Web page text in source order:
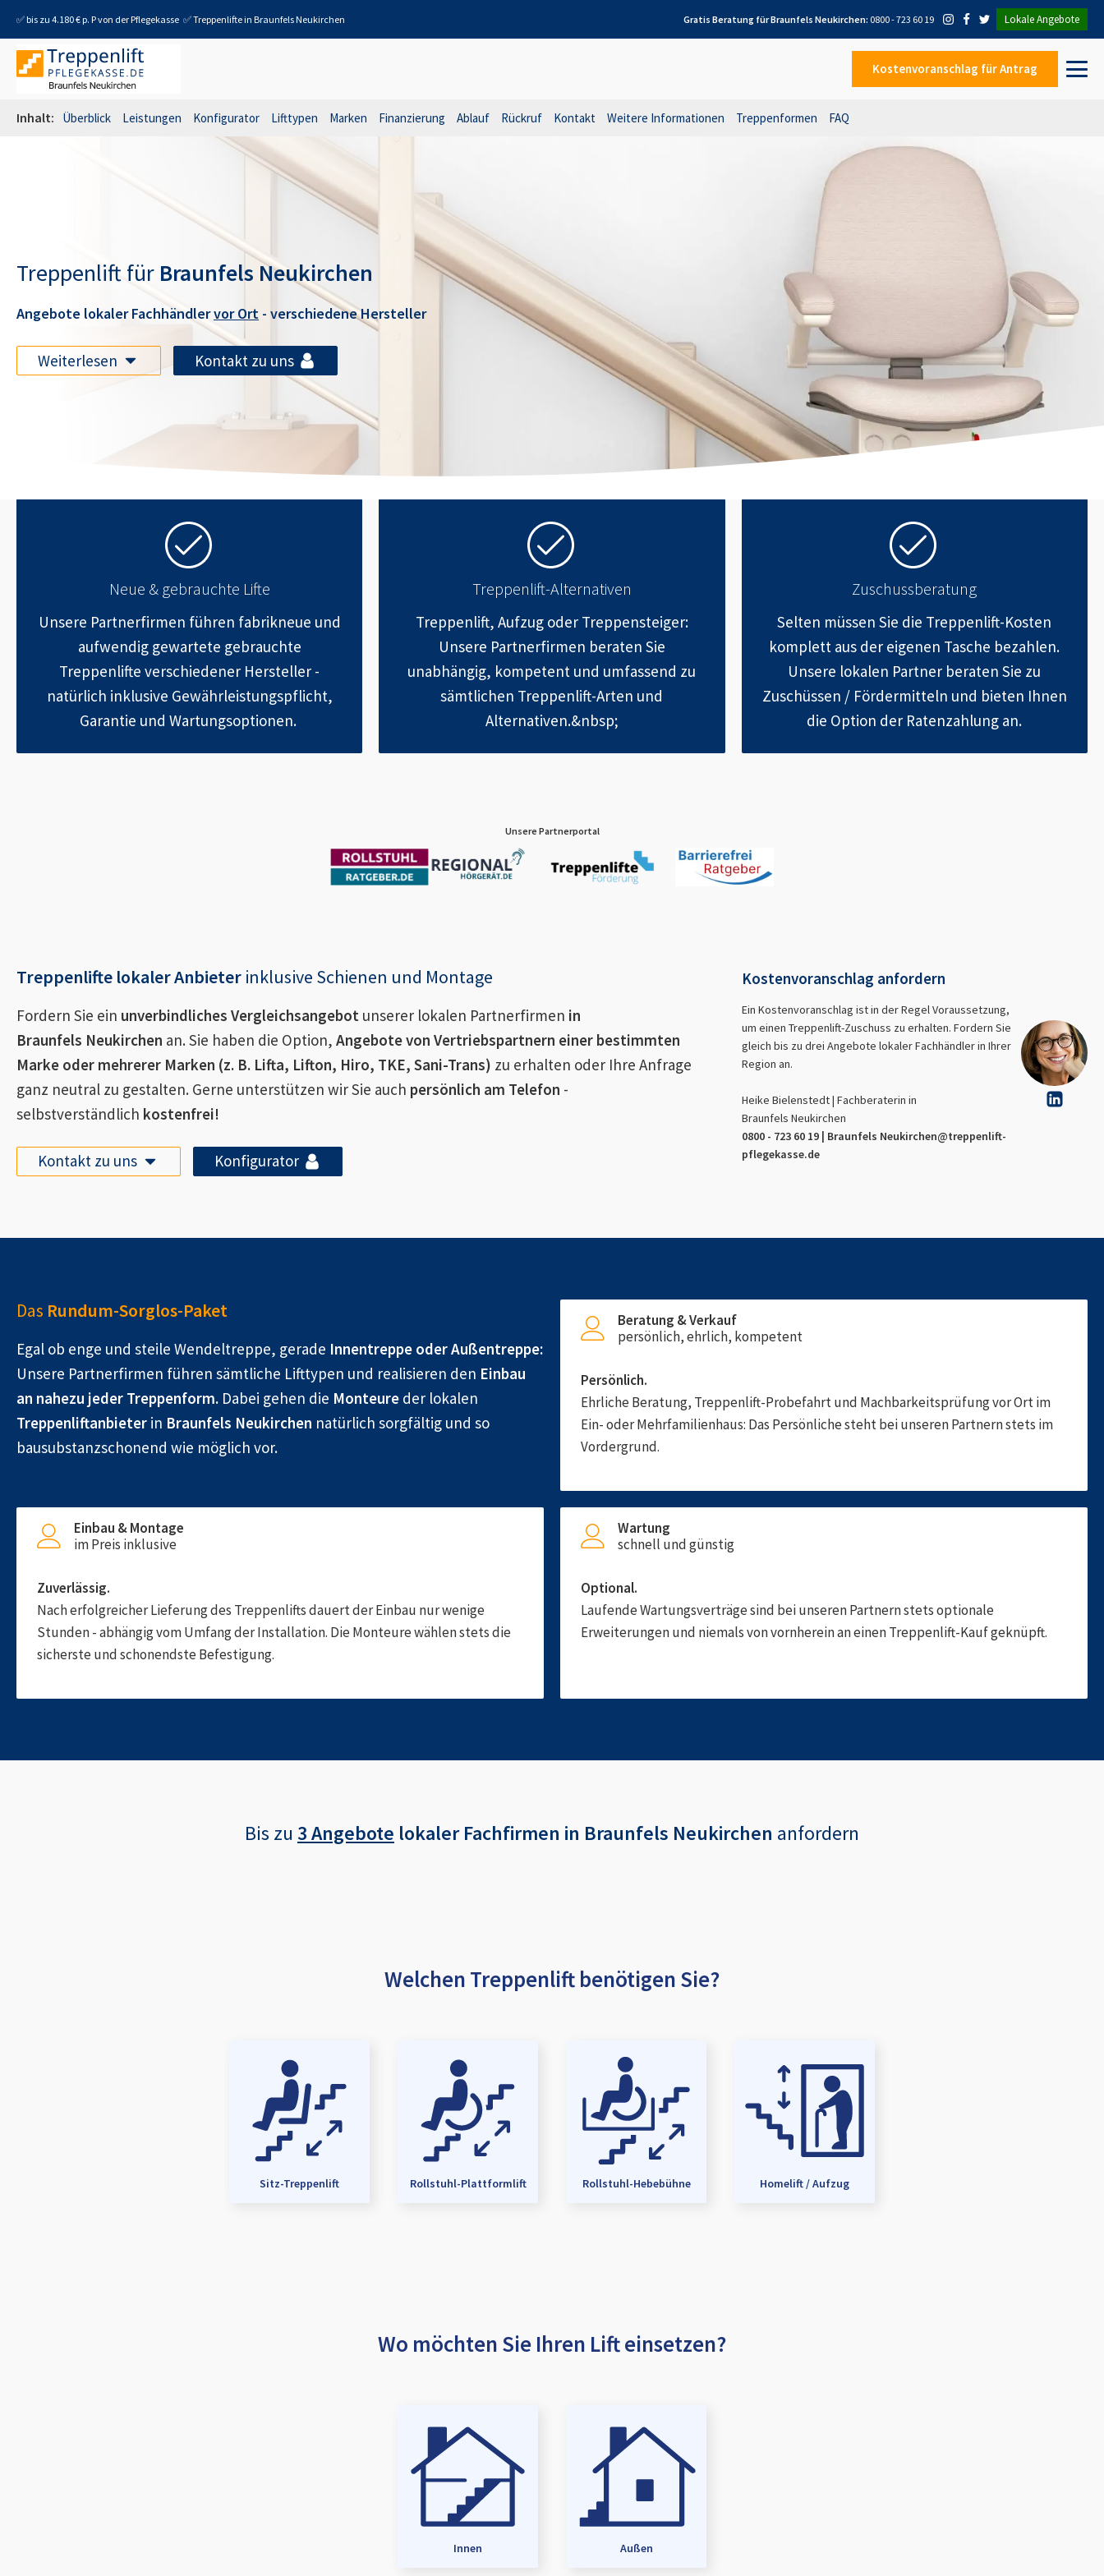
✅ bis zu 4.180 € p. P von der Pflegekasse ✅ Treppenlifte in Braunfels Neukirchen Gratis Beratung fürBraunfels Neukirchen: 0800 - 723 60 19 Lokale Angebote
Kostenvoranschlag für Antrag
Inhalt: Überblick Leistungen Konfigurator Lifttypen Marken Finanzierung Ablauf Rückruf Kontakt Weitere Informationen Treppenformen FAQ
Treppenlift für Braunfels Neukirchen
Angebote lokaler Fachhändlervor Ort - verschiedene Hersteller
Weiterlesen Kontakt zu uns
Neue & gebrauchte Lifte
Unsere Partnerfirmen führen fabrikneue und
aufwendig gewartete gebrauchte
Treppenlifte verschiedener Hersteller -
natürlich inklusive Gewährleistungspflicht,
Garantie und Wartungsoptionen.
Treppenlift-Alternativen
Treppenlift, Aufzug oder Treppensteiger:
Unsere Partnerfirmen beraten Sie
unabhängig, kompetent und umfassend zu
sämtlichen Treppenlift-Arten und
Alternativen.&nbsp;
Zuschussberatung
Selten müssen Sie die Treppenlift-Kosten
komplett aus der eigenen Tasche bezahlen.
Unsere lokalen Partner beraten Sie zu
Zuschüssen / Fördermitteln und bieten Ihnen
die Option der Ratenzahlung an.
Unsere Partnerportal
Treppenlifte lokaler Anbieter inklusive Schienen und Montage
Fordern Sie ein unverbindliches Vergleichsangebot unserer lokalen Partnerfirmen in
Braunfels Neukirchen an. Sie haben die Option, Angebote von Vertriebspartnern einer bestimmten
Marke oder mehrerer Marken (z. B. Lifta, Lifton, Hiro, TKE, Sani-Trans) zu erhalten oder Ihre Anfrage
ganz neutral zu gestalten. Gerne unterstützen wir Sie auch persönlich am Telefon -
selbstverständlich kostenfrei!
Kontakt zu uns Konfigurator
Kostenvoranschlag anfordern
Ein Kostenvoranschlag ist in der Regel Voraussetzung,
um einen Treppenlift-Zuschuss zu erhalten. Fordern Sie
gleich bis zu drei Angebote lokaler Fachhändler in Ihrer
Region an.
Heike Bielenstedt | Fachberaterin in
Braunfels Neukirchen
0800 - 723 60 19 | Braunfels Neukirchen@treppenlift-
pflegekasse.de
Das Rundum-Sorglos-Paket
Egal ob enge und steile Wendeltreppe, gerade Innentreppe oder Außentreppe:
Unsere Partnerfirmen führen sämtliche Lifttypen und realisieren den Einbau
an nahezu jeder Treppenform. Dabei gehen die Monteure der lokalen
Treppenliftanbieter in Braunfels Neukirchen natürlich sorgfältig und so
bausubstanzschonend wie möglich vor.
Beratung & Verkauf
persönlich, ehrlich, kompetent
Persönlich.
Ehrliche Beratung, Treppenlift-Probefahrt und Machbarkeitsprüfung vor Ort im
Ein- oder Mehrfamilienhaus: Das Persönliche steht bei unseren Partnern stets im
Vordergrund.
Einbau & Montage
im Preis inklusive
Zuverlässig.
Nach erfolgreicher Lieferung des Treppenlifts dauert der Einbau nur wenige
Stunden - abhängig vom Umfang der Installation. Die Monteure wählen stets die
sicherste und schonendste Befestigung.
Wartung
schnell und günstig
Optional.
Laufende Wartungsverträge sind bei unseren Partnern stets optionale
Erweiterungen und niemals von vornherein an einen Treppenlift-Kauf geknüpft.
Bis zu 3 Angebote lokaler Fachfirmen in Braunfels Neukirchen anfordern
Welchen Treppenlift benötigen Sie?
Sitz-Treppenlift Rollstuhl-Plattformlift Rollstuhl-Hebebühne Homelift / Aufzug
Wo möchten Sie Ihren Lift einsetzen?
Innen Außen